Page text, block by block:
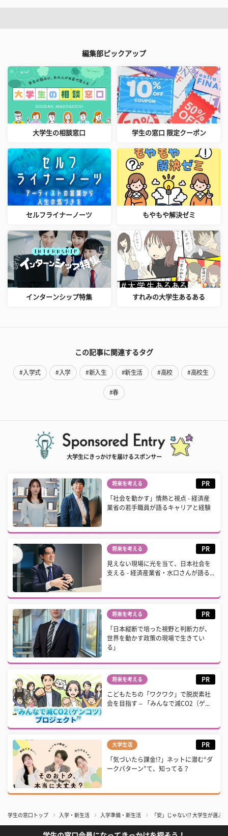
編集部ピックアップ
大学生の相談窓口 学生の窓口 限定クーポン
セルフライナーノーツ もやもや解決ゼミ
インターンシップ特集 すれみの大学生あるある
この記事に関連するタグ
#入学式 #入学 #新入生 #新生活 #高校 #高校生
#春
大学生にきっかけを届けるスポンサー
将来を考える PR
「社会を動かす」情熱と視点 - 経済産
業省の若手職員が語るキャリアと経験
将来を考える PR
見えない現場に光を当て、日本社会を
支える - 経済産業省・水口さんが語る...
将来を考える PR
「日本縦断で培った視野と判断力が、
世界を動かす政策の現場で生きてい
る」
将来を考える PR
こどもたちの「ワクワク」で脱炭素社
会を目指す – 「みんなで減CO2（ゲ...
大学生活 PR
「気づいたら課金!?」ネットに潜む“ダ
ークパターン”て、知ってる？
学生の窓口トップ 入学・新生活 入学準備・新生活 「安」じゃない!? 大学生が選